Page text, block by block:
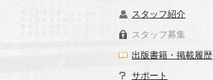
スタッフ紹介
スタッフ募集
出版書籍・掲載履歴
サポート